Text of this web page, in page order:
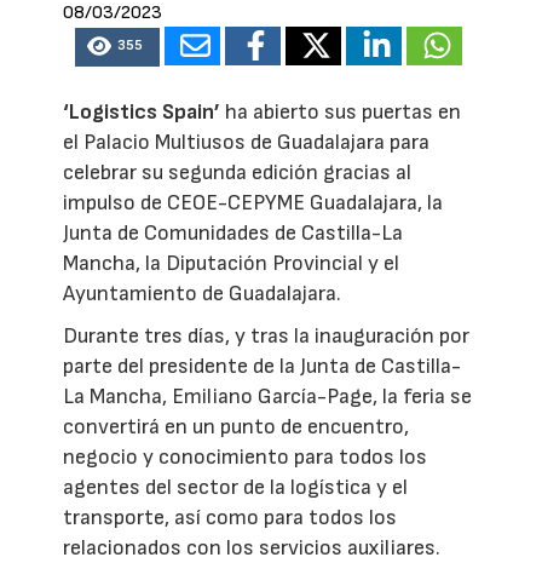
08/03/2023
355
‘Logistics Spain’ ha abierto sus puertas en
el Palacio Multiusos de Guadalajara para
celebrar su segunda edición gracias al
impulso de CEOE-CEPYME Guadalajara, la
Junta de Comunidades de Castilla-La
Mancha, la Diputación Provincial y el
Ayuntamiento de Guadalajara.
Durante tres días, y tras la inauguración por
parte del presidente de la Junta de Castilla-
La Mancha, Emiliano García-Page, la feria se
convertirá en un punto de encuentro,
negocio y conocimiento para todos los
agentes del sector de la logística y el
transporte, así como para todos los
relacionados con los servicios auxiliares.